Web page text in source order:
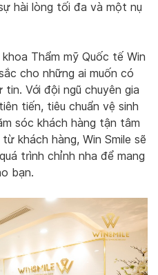
hài lòng tối đa và một nụ
Thẩm mỹ Quốc tế Win
cho những ai muốn có
Với đội ngũ chuyên gia
tiến, tiêu chuẩn vệ sinh
sóc khách hàng tận tâm
khách hàng, Win Smile sẽ
trình chỉnh nha để mang
bạn.